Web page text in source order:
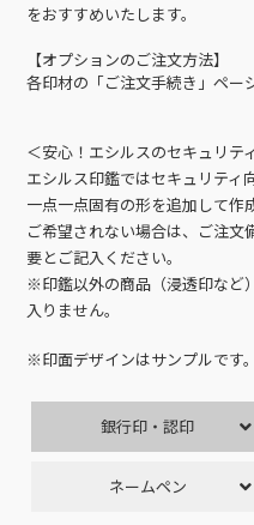
をおすすめいたします。
【オプションのご注文方法】
各印材の「ご注文手続き」ペー
＜安心！エシルスのセキュリテ
エシルス印鑑ではセキュリティ
一点一点固有の形を追加して作
ご希望されない場合は、ご注文
要とご記入ください。
※印鑑以外の商品（浸透印など
入りません。
※印面デザインはサンプルです
銀行印・認印
ネームペン